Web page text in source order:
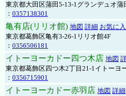
東京都大田区蒲田5-13-1グランデュオ蒲
： 0357138301
亀有店(リリオ館) 地図 詳細 お気に
東京都葛飾区亀有3-26-1リリオ館4F
： 0356506181
イトーヨーカドー四つ木店 地図
東京都葛飾区四つ木2丁目21-1イトーヨ
： 0356715901
イトーヨーカドー赤羽店 地図 詳細